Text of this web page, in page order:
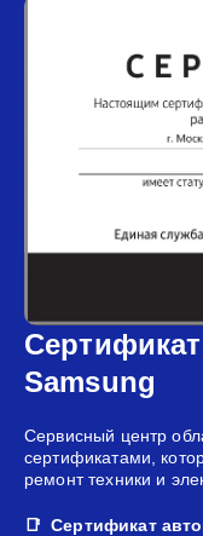
Samsung
Сервисный центр
сертификатами,
ремонт техники и
Сертификат